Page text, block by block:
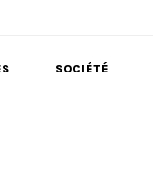
SOCIÉTÉ